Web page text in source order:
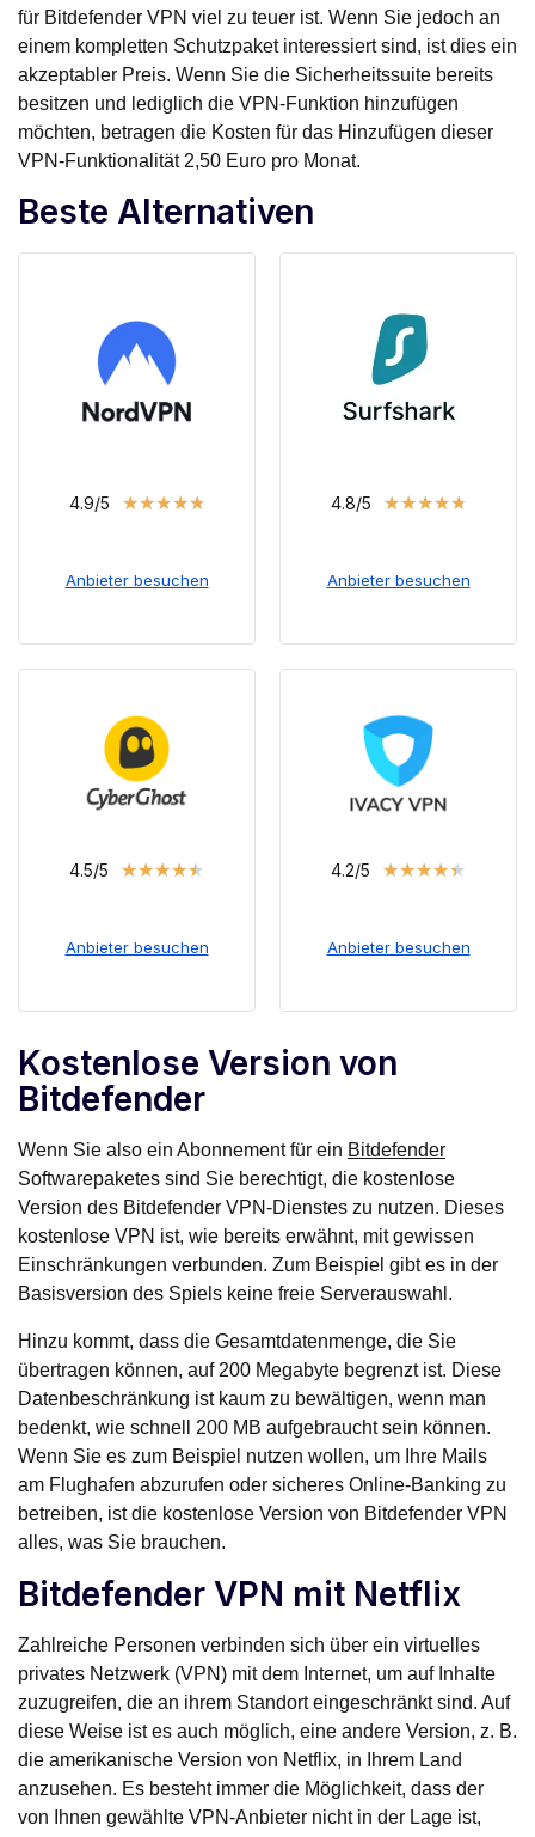
für Bitdefender VPN viel zu teuer ist. Wenn Sie jedoch an
einem kompletten Schutzpaket interessiert sind, ist dies ein
akzeptabler Preis. Wenn Sie die Sicherheitssuite bereits
besitzen und lediglich die VPN-Funktion hinzufügen
möchten, betragen die Kosten für das Hinzufügen dieser
VPN-Funktionalität 2,50 Euro pro Monat.
Beste Alternativen
4.9/5 ★★★★★
Anbieter besuchen
4.8/5 ★★★★★
Anbieter besuchen
4.5/5 ★★★★★
Anbieter besuchen
4.2/5 ★★★★★
Anbieter besuchen
Kostenlose Version von
Bitdefender
Wenn Sie also ein Abonnement für ein Bitdefender
Softwarepaketes sind Sie berechtigt, die kostenlose
Version des Bitdefender VPN-Dienstes zu nutzen. Dieses
kostenlose VPN ist, wie bereits erwähnt, mit gewissen
Einschränkungen verbunden. Zum Beispiel gibt es in der
Basisversion des Spiels keine freie Serverauswahl.
Hinzu kommt, dass die Gesamtdatenmenge, die Sie
übertragen können, auf 200 Megabyte begrenzt ist. Diese
Datenbeschränkung ist kaum zu bewältigen, wenn man
bedenkt, wie schnell 200 MB aufgebraucht sein können.
Wenn Sie es zum Beispiel nutzen wollen, um Ihre Mails
am Flughafen abzurufen oder sicheres Online-Banking zu
betreiben, ist die kostenlose Version von Bitdefender VPN
alles, was Sie brauchen.
Bitdefender VPN mit Netflix
Zahlreiche Personen verbinden sich über ein virtuelles
privates Netzwerk (VPN) mit dem Internet, um auf Inhalte
zuzugreifen, die an ihrem Standort eingeschränkt sind. Auf
diese Weise ist es auch möglich, eine andere Version, z. B.
die amerikanische Version von Netflix, in Ihrem Land
anzusehen. Es besteht immer die Möglichkeit, dass der
von Ihnen gewählte VPN-Anbieter nicht in der Lage ist,